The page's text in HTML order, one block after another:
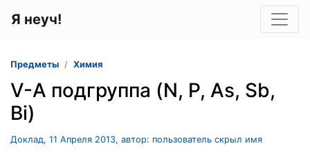
Я неуч!
Предметы Химия
V-А подгруппа (N, P, As, Sb,
Bi)
Доклад, 11 Апреля 2013, автор: пользователь скрыл имя